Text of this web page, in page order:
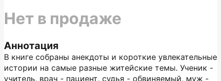
Аннотация
В книге собраны анекдоты и короткие увлекательные
истории на самые разные житейские темы. Ученик -
учитель, врач - пациент, судья - обвиняемый, муж -
Нет в продаже